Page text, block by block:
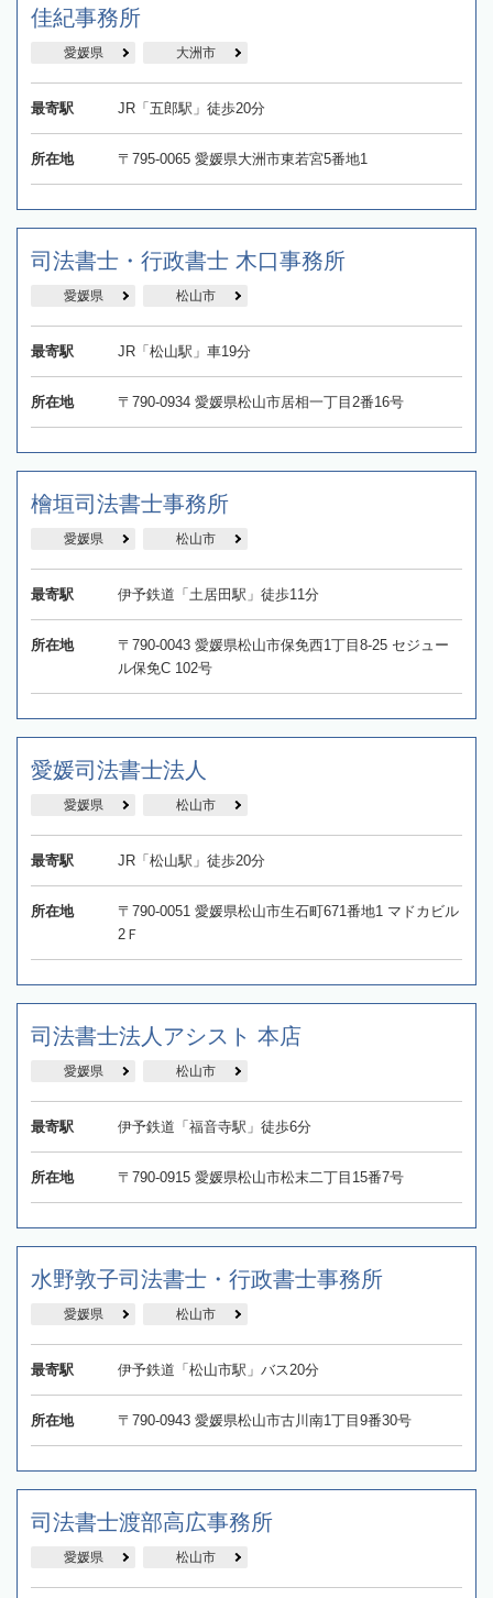
佳紀事務所
愛媛県 大洲市
最寄駅 JR「五郎駅」徒歩20分
所在地 〒795-0065 愛媛県大洲市東若宮5番地1
司法書士・行政書士 木口事務所
愛媛県 松山市
最寄駅 JR「松山駅」車19分
所在地 〒790-0934 愛媛県松山市居相一丁目2番16号
檜垣司法書士事務所
愛媛県 松山市
最寄駅 伊予鉄道「土居田駅」徒歩11分
所在地
〒790-0043 愛媛県松山市保免西1丁目8-25 セジュー
ル保免C 102号
愛媛司法書士法人
愛媛県 松山市
最寄駅 JR「松山駅」徒歩20分
所在地
〒790-0051 愛媛県松山市生石町671番地1 マドカビル
2Ｆ
司法書士法人アシスト 本店
愛媛県 松山市
最寄駅 伊予鉄道「福音寺駅」徒歩6分
所在地 〒790-0915 愛媛県松山市松末二丁目15番7号
水野敦子司法書士・行政書士事務所
愛媛県 松山市
最寄駅 伊予鉄道「松山市駅」バス20分
所在地 〒790-0943 愛媛県松山市古川南1丁目9番30号
司法書士渡部高広事務所
愛媛県 松山市